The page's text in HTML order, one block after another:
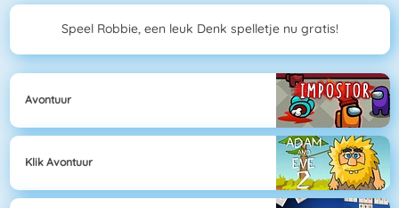
Speel Robbie, een leuk Denk spelletje nu gratis!
Avontuur
Klik Avontuur